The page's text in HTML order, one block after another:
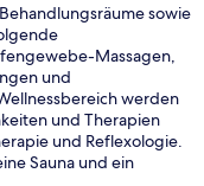
sowie
Massagen,
und
werden
und Therapien
und Reflexologie.
Sauna und ein